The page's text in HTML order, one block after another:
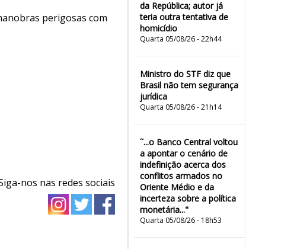
da República; autor já
teria outra tentativa de
homicídio
Quarta 05/08/26 - 22h44
Ministro do STF diz que
Brasil não tem segurança
jurídica
Quarta 05/08/26 - 21h14
˜...o Banco Central voltou
a apontar o cenário de
indefinição acerca dos
conflitos armados no
Oriente Médio e da
incerteza sobre a política
monetária..."
Quarta 05/08/26 - 18h53
perigosas com
nos nas redes sociais